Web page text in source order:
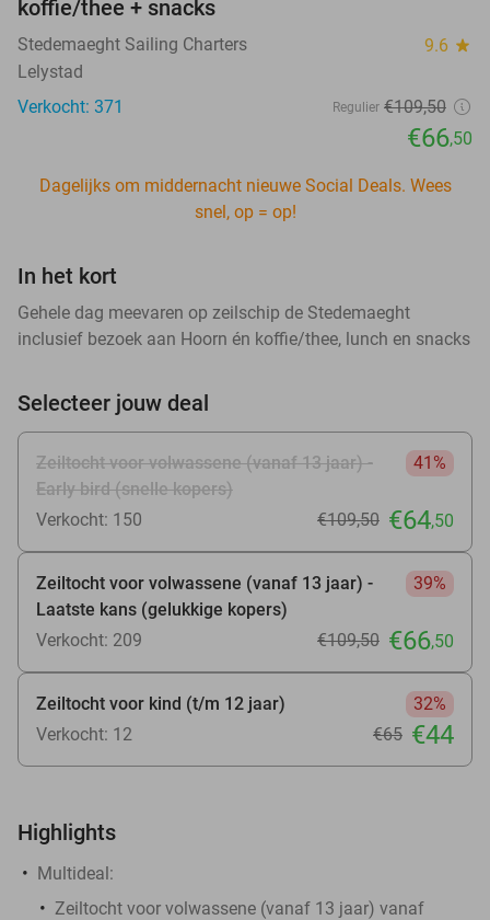
koffie/thee + snacks
Stedemaeght Sailing Charters 9.6 star
Lelystad
Verkocht: 371
Regulier €109,50
€66,50
Dagelijks om middernacht nieuwe Social Deals. Wees
snel, op = op!
In het kort
Gehele dag meevaren op zeilschip de Stedemaeght
inclusief bezoek aan Hoorn én koffie/thee, lunch en snacks
Selecteer jouw deal
Zeiltocht voor volwassene (vanaf 13 jaar) -
Early bird (snelle kopers)
41%
Verkocht: 150 €109,50 €64,50
Zeiltocht voor volwassene (vanaf 13 jaar) -
Laatste kans (gelukkige kopers)
39%
Verkocht: 209 €109,50 €66,50
Zeiltocht voor kind (t/m 12 jaar)
32%
Verkocht: 12
€65 €44
Highlights
Multideal:
Zeiltocht voor volwassene (vanaf 13 jaar) vanaf